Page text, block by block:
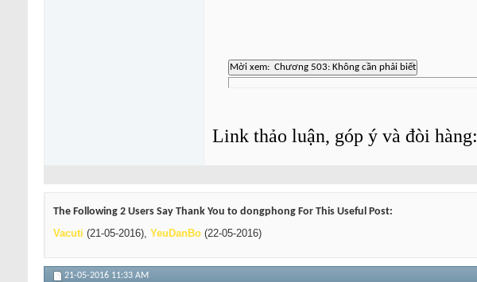
Link thảo luận, góp ý và đòi hàng:
The Following 2 Users Say Thank You to dongphong For This Useful Post:
Vacuti (21-05-2016), YeuDanBo (22-05-2016)
21-05-2016 11:33 AM